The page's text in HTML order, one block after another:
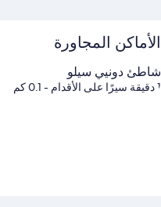
الأماكن المجاورة
شاطئ دونيي سيلو
1 دقيقة سيرًا على الأقدام - 0.1 كم